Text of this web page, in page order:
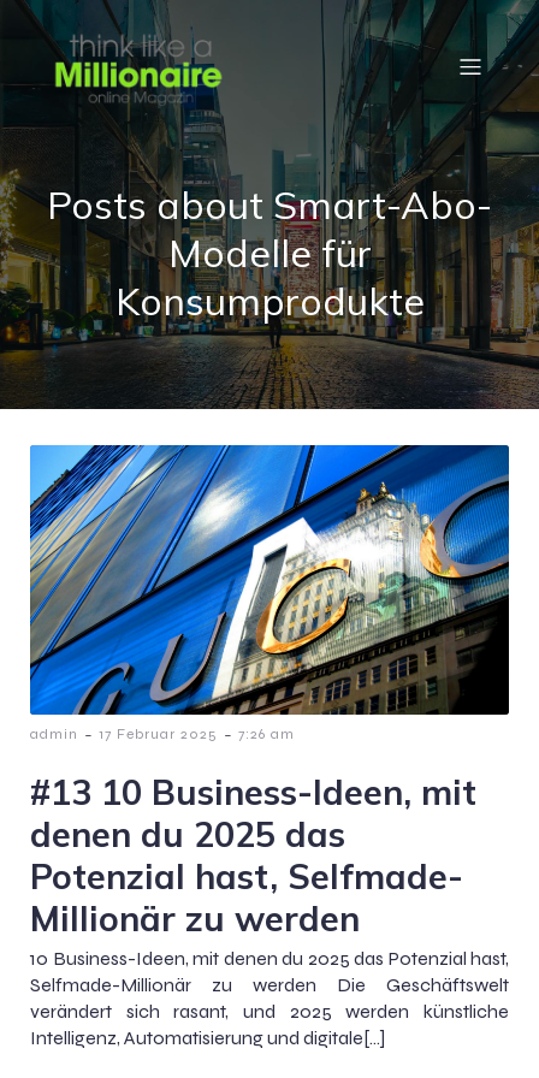
Posts about Smart-Abo-
Modelle für
Konsumprodukte
admin - 17 Februar 2025 - 7:26 am
#13 10 Business-Ideen, mit
denen du 2025 das
Potenzial hast, Selfmade-
Millionär zu werden
10 Business-Ideen, mit denen du 2025 das Potenzial hast,
Selfmade-Millionär zu werden Die Geschäftswelt
verändert sich rasant, und 2025 werden künstliche
Intelligenz, Automatisierung und digitale[…]